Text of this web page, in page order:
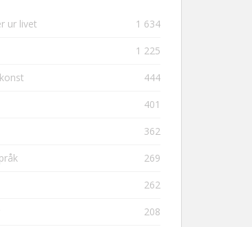
ur livet 1 634
1 225
444
401
362
269
262
208